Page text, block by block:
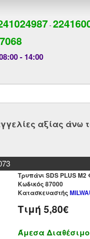
-
- 14:00
αξίας άνω
Τρυπάνι SDS PLUS
Kωδικός 87000
Κατασκευαστής
Τιμή 5,80€
Άμεσα Διαθέσιμο